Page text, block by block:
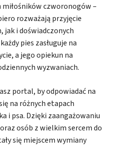
czworonogów –
rozważają przyjęcie
jak i doświadczonych
pies zasługuje na
a jego opiekun na
wyzwaniach.
portal, by odpowiadać na
na różnych etapach
i psa. Dzięki zaangażowaniu
osób z wielkim sercem do
się miejscem wymiany